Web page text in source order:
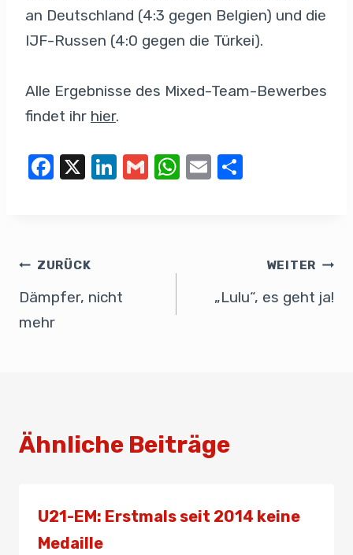
an Deutschland (4:3 gegen Belgien) und die
IJF-Russen (4:0 gegen die Türkei).
Alle Ergebnisse des Mixed-Team-Bewerbes
findet ihr hier.
F
b
o
o
X
Li
n
G
W E
ZURÜCK
Dämpfer, nicht
mehr
WEITER
„Lulu“, es geht ja!
Ähnliche Beiträge
U21-EM: Erstmals seit 2014 keine
Medaille